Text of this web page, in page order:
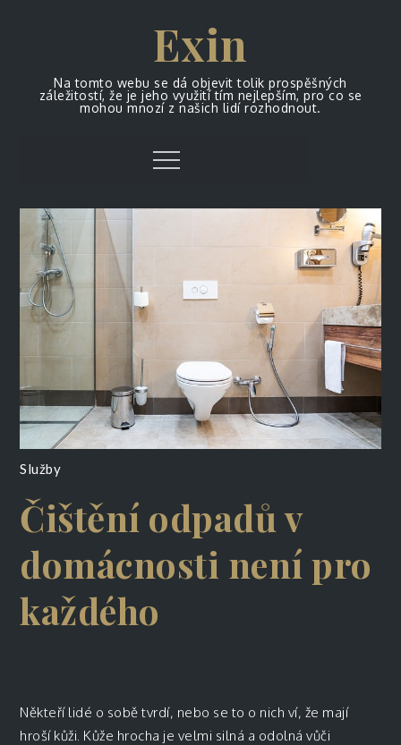
Exin
Na tomto webu se dá objevit tolik prospěšných
záležitostí, že je jeho využití tím nejlepším, pro co se
mohou mnozí z našich lidí rozhodnout.
Menu
Služby
Čištění odpadů v
domácnosti není pro
každého
Někteří lidé o sobě tvrdí, nebo se to o nich ví, že mají
hroší kůži. Kůže hrocha je velmi silná a odolná vůči